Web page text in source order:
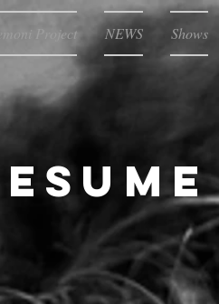
Project NEWS Shows